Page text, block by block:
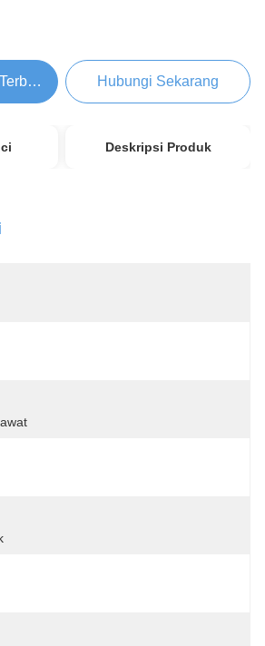
Hubungi Sekarang
Deskripsi Produk